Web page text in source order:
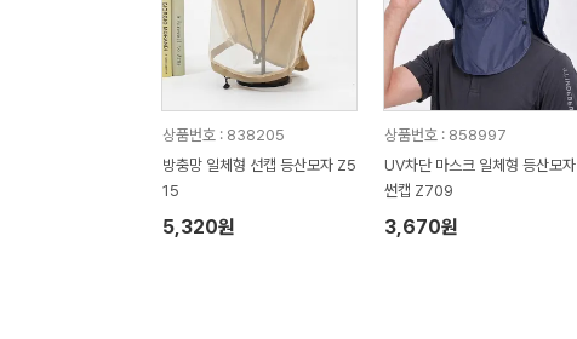
상품번호 : 838205
방충망 일체형 선캡 등산모자 Z5
15
5,320원
상품번호 : 858997
UV차단 마스크 일체형 등산모자
썬캡 Z709
3,670원